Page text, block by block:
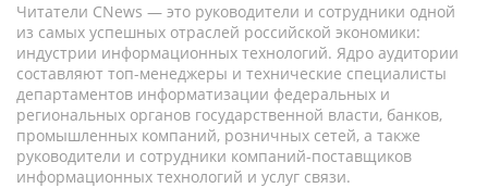
Читатели CNews — это руководители и сотрудники одной
из самых успешных отраслей российской экономики:
индустрии информационных технологий. Ядро аудитории
составляют топ-менеджеры и технические специалисты
департаментов информатизации федеральных и
региональных органов государственной власти, банков,
промышленных компаний, розничных сетей, а также
руководители и сотрудники компаний-поставщиков
информационных технологий и услуг связи.